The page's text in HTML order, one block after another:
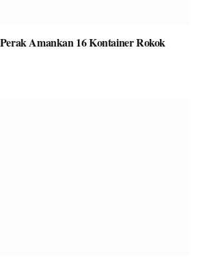
Amankan 16 Kontainer Rokok